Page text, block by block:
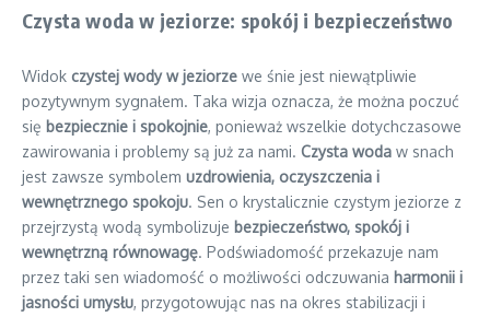
Czysta woda w jeziorze: spokój i bezpieczeństwo
Widok czystej wody w jeziorze we śnie jest niewątpliwie
pozytywnym sygnałem. Taka wizja oznacza, że można poczuć
się bezpiecznie i spokojnie, ponieważ wszelkie dotychczasowe
zawirowania i problemy są już za nami. Czysta woda w snach
jest zawsze symbolem uzdrowienia, oczyszczenia i
wewnętrznego spokoju. Sen o krystalicznie czystym jeziorze z
przejrzystą wodą symbolizuje bezpieczeństwo, spokój i
wewnętrzną równowagę. Podświadomość przekazuje nam
przez taki sen wiadomość o możliwości odczuwania harmonii i
jasności umysłu, przygotowując nas na okres stabilizacji i